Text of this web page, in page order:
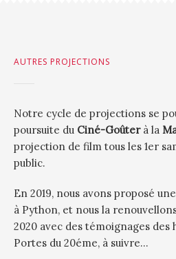
AUTRES PROJECTIONS
Notre cycle de projections se
poursuite du Ciné-Goûterà la
projection de film tous les 1er
public.
En 2019, nous avons proposé
à Python, et nous la
2020 avec des témoignages des
Portes du 20éme, à suivre…